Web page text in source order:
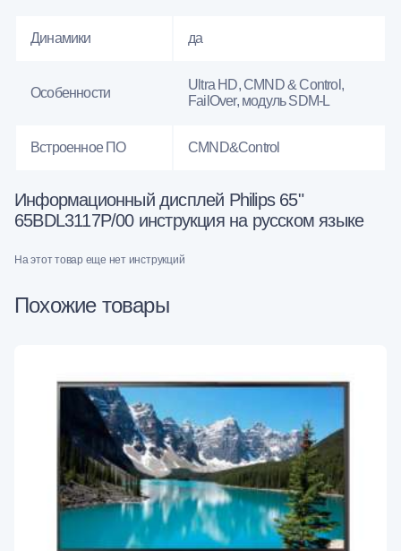
Динамики да
Особенности
Ultra HD, CMND & Control,
FailOver, модуль SDM-L
Встроенное ПО CMND&Control
Информационный дисплей Philips 65"
65BDL3117P/00 инструкция на русском языке
На этот товар еще нет инструкций
Похожие товары